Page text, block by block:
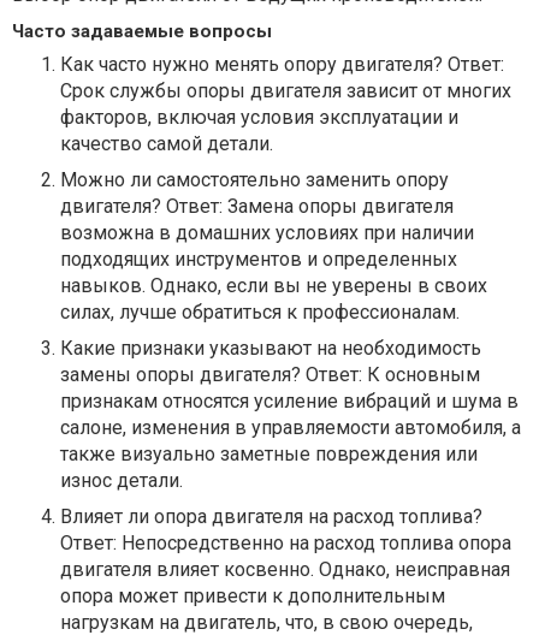
Часто задаваемые вопросы
Как часто нужно менять опору двигателя? Ответ:
Срок службы опоры двигателя зависит от многих
факторов, включая условия эксплуатации и
качество самой детали.
Можно ли самостоятельно заменить опору
двигателя? Ответ: Замена опоры двигателя
возможна в домашних условиях при наличии
подходящих инструментов и определенных
навыков. Однако, если вы не уверены в своих
силах, лучше обратиться к профессионалам.
Какие признаки указывают на необходимость
замены опоры двигателя? Ответ: К основным
признакам относятся усиление вибраций и шума в
салоне, изменения в управляемости автомобиля, а
также визуально заметные повреждения или
износ детали.
Влияет ли опора двигателя на расход топлива?
Ответ: Непосредственно на расход топлива опора
двигателя влияет косвенно. Однако, неисправная
опора может привести к дополнительным
нагрузкам на двигатель, что, в свою очередь,